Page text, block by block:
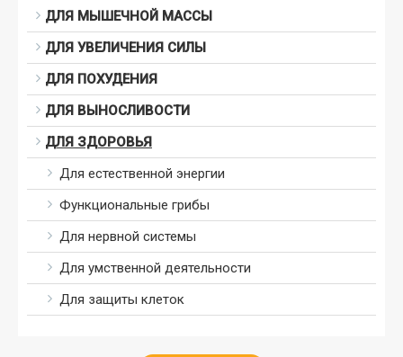
ДЛЯ МЫШЕЧНОЙ МАССЫ
ДЛЯ УВЕЛИЧЕНИЯ СИЛЫ
ДЛЯ ПОХУДЕНИЯ
ДЛЯ ВЫНОСЛИВОСТИ
ДЛЯ ЗДОРОВЬЯ
Для естественной энергии
Функциональные грибы
Для нервной системы
Для умственной деятельности
Для защиты клеток